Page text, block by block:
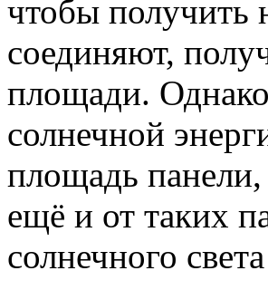
чтобы
соединяют,
площади.
солнечной
площадь панели,
ещё и от таких
солнечного